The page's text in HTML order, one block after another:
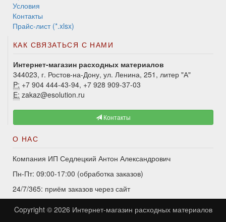
Условия
Контакты
Прайс-лист (*.xlsx)
КАК СВЯЗАТЬСЯ С НАМИ
Интернет-магазин расходных материалов
344023, г. Ростов-на-Дону, ул. Ленина, 251, литер "А"
P: +7 904 444-43-94, +7 928 909-37-03
E: zakaz@esolution.ru
Контакты
О НАС
Компания ИП Седлецкий Антон Александрович
Пн-Пт: 09:00-17:00 (обработка заказов)
24/7/365: приём заказов через сайт
Copyright © 2026 Интернет-магазин расходных материалов